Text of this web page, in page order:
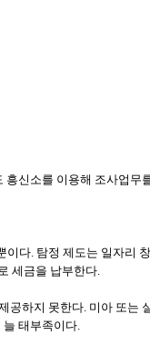
흥신소를 이용해 조사업무
다. 탐정 제도는 일자리
세금을 납부한다.
공하지 못한다. 미아 또는
태부족이다.